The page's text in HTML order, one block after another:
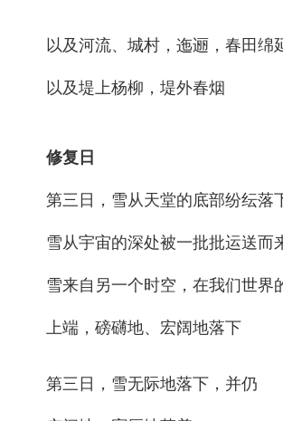
以及河流、城村，迤逦，春田绵
以及堤上杨柳，堤外春烟
修复日
第三日，雪从天堂的底部纷纭落
雪从宇宙的深处被一批批运送而
雪来自另一个时空，在我们世界
上端，磅礴地、宏阔地落下
第三日，雪无际地落下，并仍